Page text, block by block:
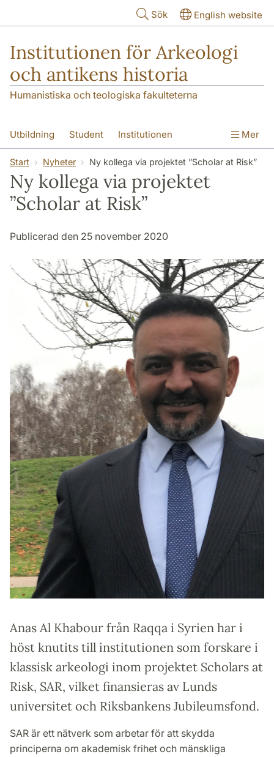
Sök English website
Institutionen för Arkeologi
och antikens historia
Humanistiska och teologiska fakulteterna
Utbildning Student Institutionen
Forskning Kontakt
Mer
Start Nyheter Ny kollega via projektet ”Scholar at Risk”
Ny kollega via projektet
”Scholar at Risk”
Publicerad den 25 november 2020
Anas Al Khabour från Raqqa i Syrien har i
höst knutits till institutionen som forskare i
klassisk arkeologi inom projektet Scholars at
Risk, SAR, vilket finansieras av Lunds
universitet och Riksbankens Jubileumsfond.
SAR är ett nätverk som arbetar för att skydda
principerna om akademisk frihet och mänskliga